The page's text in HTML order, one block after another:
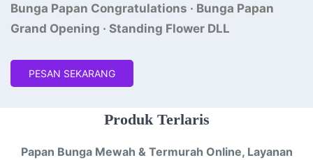
Bunga Papan Congratulations · Bunga Papan
Grand Opening · Standing Flower DLL
PESAN SEKARANG
Produk Terlaris
Papan Bunga Mewah & Termurah Online, Layanan